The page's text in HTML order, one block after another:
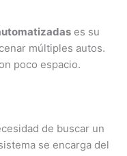
es su
múltiples autos.
poco espacio.
de buscar un
se encarga del